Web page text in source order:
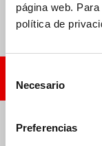
página web.
política de
consentimiento
Necesario
Preferencias
QUÉ TIENE QUE
SOLICITA